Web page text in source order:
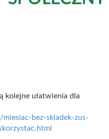
kolejne ułatwienia dla
bez-skladek-zus-